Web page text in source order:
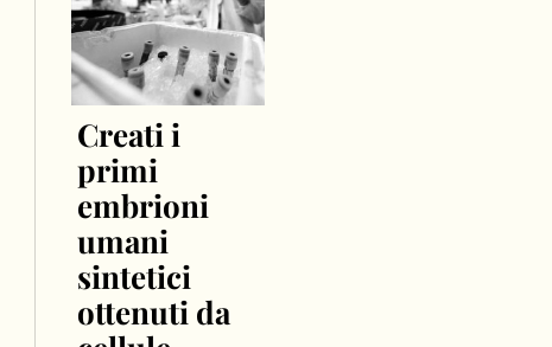
Creati i
primi
embrioni
umani
sintetici
ottenuti da